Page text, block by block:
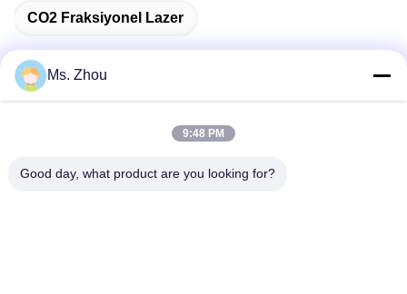
CO2 Fraksiyonel Lazer
Adres
Ms. Zhou
9:48 PM
Good day, what product are you looking for?